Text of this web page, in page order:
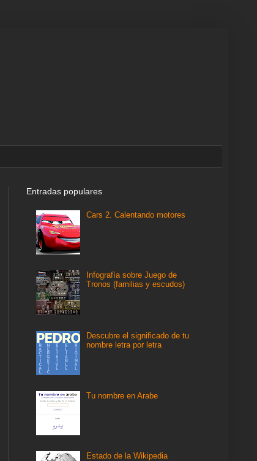
Entradas populares
Cars 2. Calentando motores
Infografía sobre Juego de
Tronos (familias y escudos)
Descubre el significado de tu
nombre letra por letra
Tu nombre en Arabe
Estado de la Wikipedia